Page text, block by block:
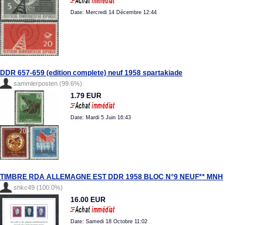
Date: Mercredi 14 Décembre 12:44
DDR 657-659 (edition complete) neuf 1958 spartakiade
sammlerposten (99.6%)
1.79 EUR
Date: Mardi 5 Juin 16:43
TIMBRE RDA ALLEMAGNE EST DDR 1958 BLOC N°9 NEUF** MNH
shkc49 (100.0%)
16.00 EUR
Date: Samedi 18 Octobre 11:02